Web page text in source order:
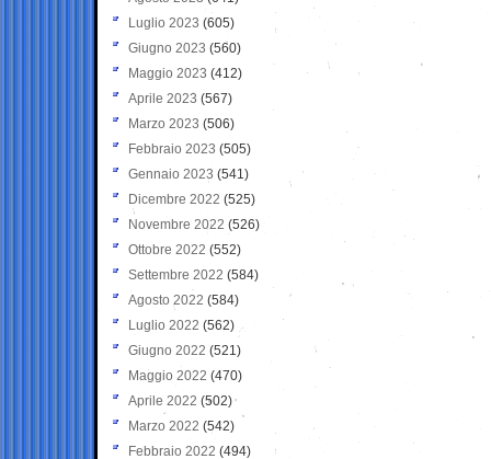
Luglio 2023 (605)
Giugno 2023 (560)
Maggio 2023 (412)
Aprile 2023 (567)
Marzo 2023 (506)
Febbraio 2023 (505)
Gennaio 2023 (541)
Dicembre 2022 (525)
Novembre 2022 (526)
Ottobre 2022 (552)
Settembre 2022 (584)
Agosto 2022 (584)
Luglio 2022 (562)
Giugno 2022 (521)
Maggio 2022 (470)
Aprile 2022 (502)
Marzo 2022 (542)
Febbraio 2022 (494)